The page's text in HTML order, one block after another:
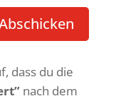
dass du die
nach dem